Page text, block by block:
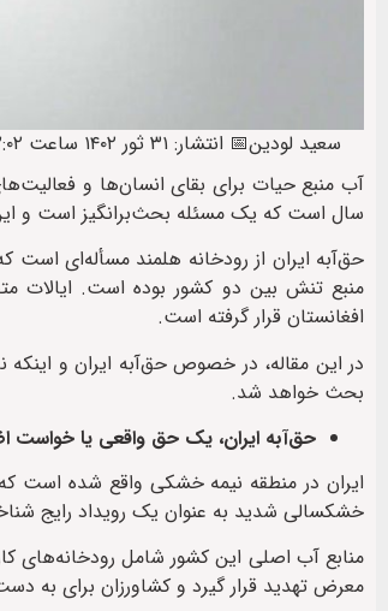
سعید لودین📅 انتشار: ۳۱ ثور ۱۴۰۲ ساعت ۲۲:۰۲ • 🔄 ۰ بروزرسانی • 🕒 آخرین: ۲ سرطان ۱۴۰۲ ساعت ۲۲:۴۷
آب منبع حیات برای بقای انسان‌ها و
سال است که یک مسئله بحث‌برانگیز است و
حق‌آبه ایران از رودخانه هلمند مسأله‌ای است
منبع تنش بین دو کشور بوده است. ایالات
افغانستان قرار گرفته است.
در این مقاله، در خصوص حق‌آبه ایران و اینکه
بحث خواهد شد.
حق‌آبه ایران، یک حق واقعی یا خواست
ایران در منطقه نیمه خشکی واقع شده است
خشکسالی شدید به عنوان یک رویداد رایج
منابع آب اصلی این کشور شامل رودخانه‌های
معرض تهدید قرار گیرد و کشاورزان برای به